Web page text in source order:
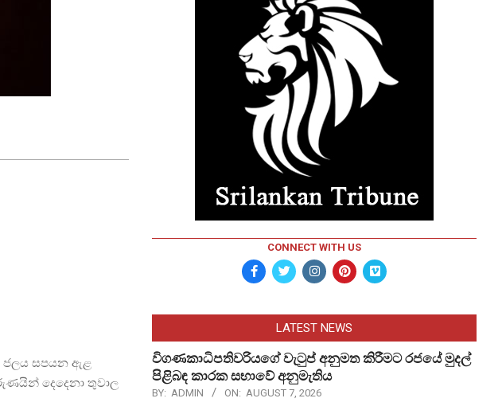
සපයන ඇළ
දෙදෙනා තුවාල
CONNECT WITH US
LATEST NEWS
විගණකාධිපතිවරියගේ වැටුප් අනුමත කිරීමට රජයේ මුදල්
පිළිබඳ කාරක සභාවේ අනුමැතිය
BY: ADMIN ON: AUGUST 7, 2026